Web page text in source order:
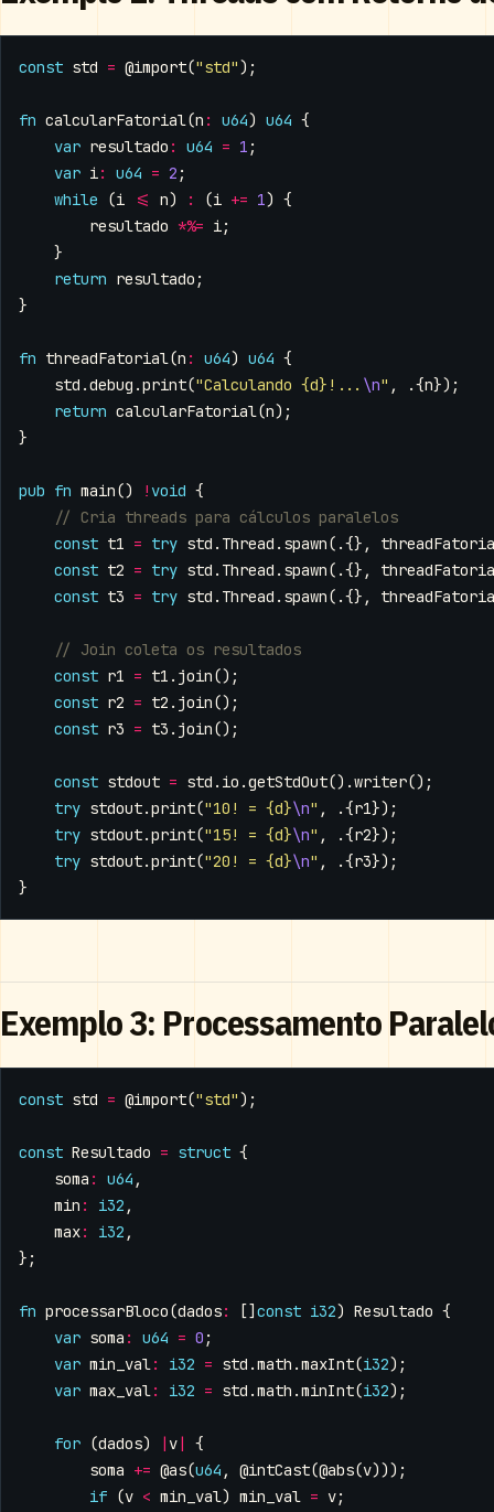
const std = @import("std");
fn calcularFatorial(n : u64) u64 {
var resultado : u64 = 1 ;
var i: u64 = 2 ;
while
(i <= n) : (i += 1) {
resultado *%= i;
}
return resultado ;
}
fn threadFatorial(n : u64) u64 {
std .debug .print("Calculando {d}!... \n" , .{n});
return calcularFatorial(n);
}
pub fn main() ! void {
const t1 = try std . Thread . spawn(.{},
const t2 = try std . Thread . spawn(.{},
const t3 = try std . Thread . spawn(.{},
const r1 = t1 . join();
const r2 = t2 . join();
const r3 = t3 . join();
const stdout = std . io .getStdOut().writer();
try stdout.print("10! = {d}\n" , .{r1});
try stdout.print("15! = {d}\n" , .{r2});
try stdout.print("20! = {d}\n" , .{r3});
}
Exemplo 3: Processamento
const std = @import("std");
const Resultado = struct {
soma : u64 ,
min : i32 ,
max: i32 ,
};
fn processarBloco(dados: [] const i32) Resultado {
var soma : u64 = 0 ;
var min_val: i32 = std .math .maxInt(i32);
var max_val: i32 = std .math .minInt(i32);
for (dados) | v|
{
soma += @as(u64 , @intCast(@abs(v)));
if (v < min_val) min_val = v;